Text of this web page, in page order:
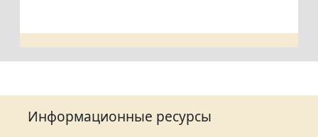
Информационные ресурсы